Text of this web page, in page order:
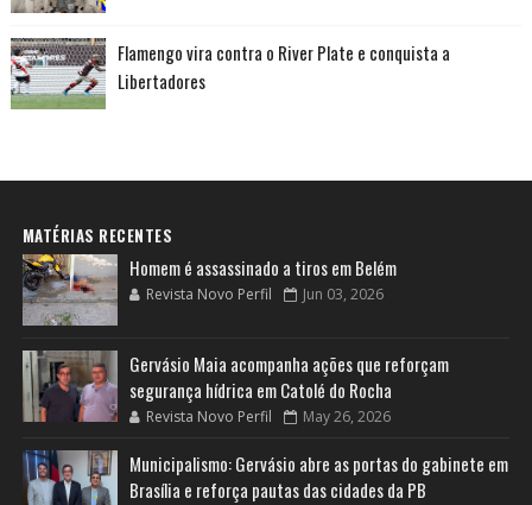
Flamengo vira contra o River Plate e conquista a
Libertadores
MATÉRIAS RECENTES
Homem é assassinado a tiros em Belém
Revista Novo Perfil Jun 03, 2026
Gervásio Maia acompanha ações que reforçam
segurança hídrica em Catolé do Rocha
Revista Novo Perfil May 26, 2026
Municipalismo: Gervásio abre as portas do gabinete em
Brasília e reforça pautas das cidades da PB